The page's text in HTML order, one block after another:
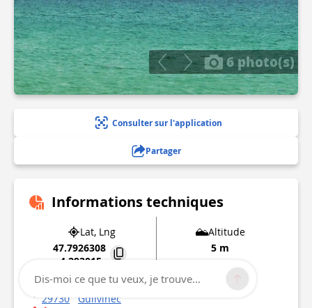
6 photo(s)
Consulter sur l'application
Partager
Informations techniques
Lat, Lng
47.7926308
-4.293015
Altitude
5 m
94-98 Rue de Men-Meur
29730
Guilvinec
Dis-moi ce que tu veux, je trouve...